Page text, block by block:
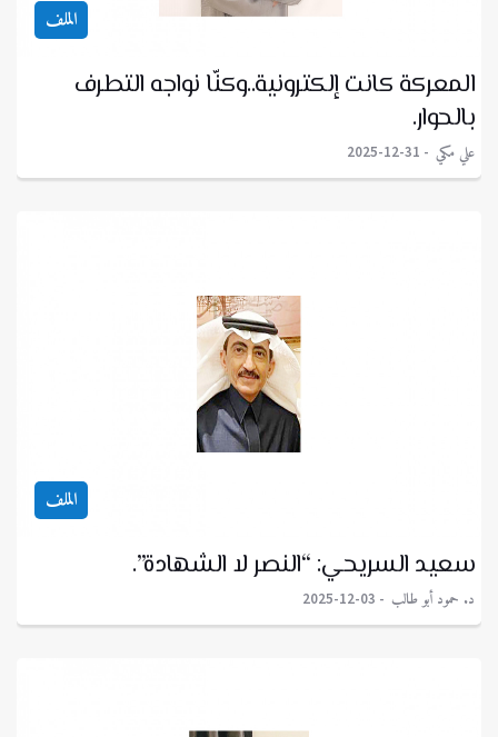
الملف
المعركة كانت إلكترونية..وكنّا نواجه التطرف
بالحوار.
علي مكي 2025-12-31
الملف
سعيد السريحي: “النصر لا الشهادة”.
د. حمود أبو طالب 2025-12-03